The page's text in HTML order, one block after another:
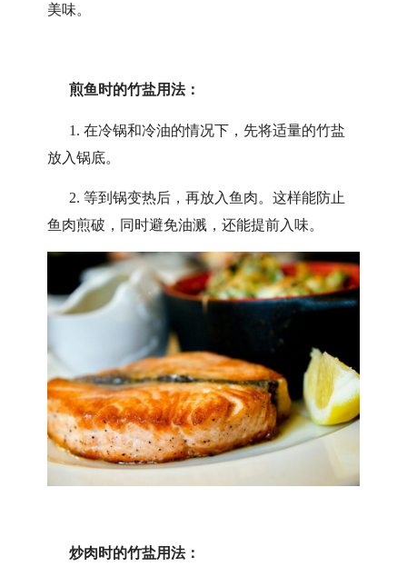
美味。
煎鱼时的竹盐用法：
1. 在冷锅和冷油的情况下，先将适量的竹盐
放入锅底。
2. 等到锅变热后，再放入鱼肉。这样能防止
鱼肉煎破，同时避免油溅，还能提前入味。
炒肉时的竹盐用法：